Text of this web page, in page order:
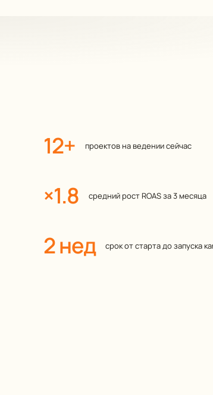
12+ проектов на ведении сейчас
×1.8 средний рост ROAS за 3 месяца
2 нед срок от старта до запуска